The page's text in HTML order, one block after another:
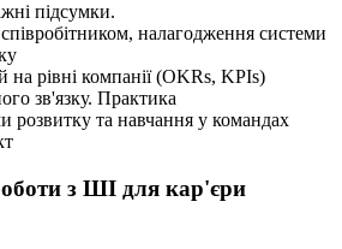
підсумки.
співробітником, налагодження системи
на рівні компанії (OKRs, KPIs)
зв'язку. Практика
розвитку та навчання у командах
з ШІ для кар'єри